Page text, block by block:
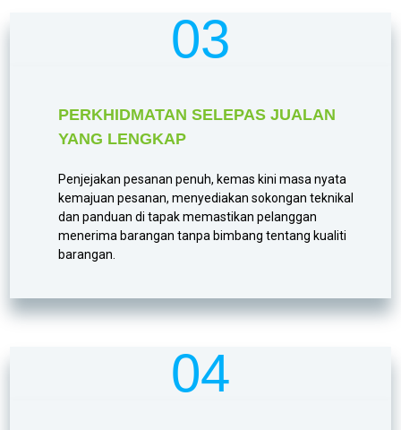
03
PERKHIDMATAN SELEPAS JUALAN
YANG LENGKAP
Penjejakan pesanan penuh, kemas kini masa nyata
kemajuan pesanan, menyediakan sokongan teknikal
dan panduan di tapak memastikan pelanggan
menerima barangan tanpa bimbang tentang kualiti
barangan.
04